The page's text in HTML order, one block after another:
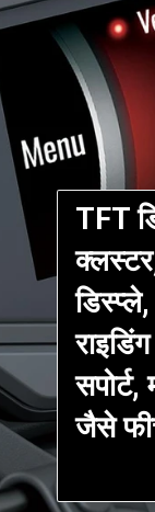
TFT
सपोर्ट,
जैसे